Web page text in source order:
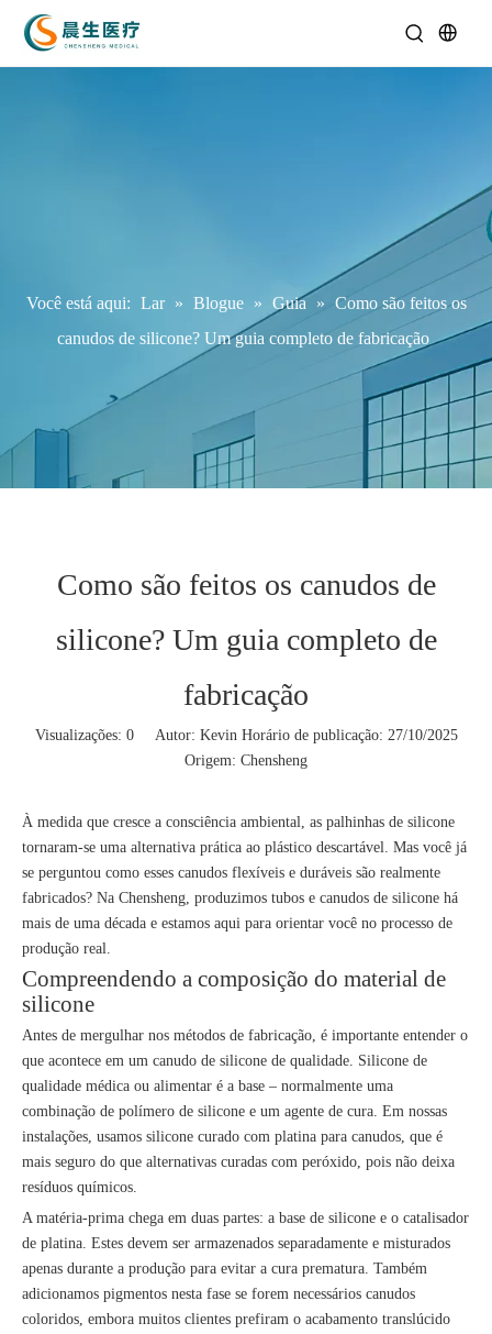
Você está aqui: Lar » Blogue » Guia » Como são feitos os
canudos de silicone? Um guia completo de fabricação
Como são feitos os canudos de
silicone? Um guia completo de
fabricação
Visualizações: 0Autor: Kevin Horário de publicação: 27/10/2025
Origem: Chensheng
À medida que cresce a consciência ambiental, as palhinhas de silicone
tornaram-se uma alternativa prática ao plástico descartável. Mas você já
se perguntou como esses canudos flexíveis e duráveis ​​são realmente
fabricados? Na Chensheng, produzimos tubos e canudos de silicone há
mais de uma década e estamos aqui para orientar você no processo de
produção real.
Compreendendo a composição do material de
silicone
Antes de mergulhar nos métodos de fabricação, é importante entender o
que acontece em um canudo de silicone de qualidade. Silicone de
qualidade médica ou alimentar é a base – normalmente uma
combinação de polímero de silicone e um agente de cura. Em nossas
instalações, usamos silicone curado com platina para canudos, que é
mais seguro do que alternativas curadas com peróxido, pois não deixa
resíduos químicos.
A matéria-prima chega em duas partes: a base de silicone e o catalisador
de platina. Estes devem ser armazenados separadamente e misturados
apenas durante a produção para evitar a cura prematura. Também
adicionamos pigmentos nesta fase se forem necessários canudos
coloridos, embora muitos clientes prefiram o acabamento translúcido